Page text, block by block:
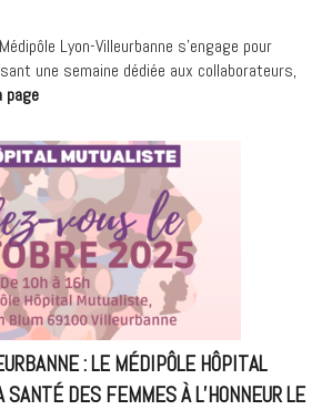
Lyon-Villeurbanne s’engage pour
une semaine dédiée aux collaborateurs,
page« Le
se
mobilise
pour
l’édition
2025
d’Octobre
Rose »
: LE MÉDIPÔLE HÔPITAL
DES FEMMES À L’HONNEUR LE